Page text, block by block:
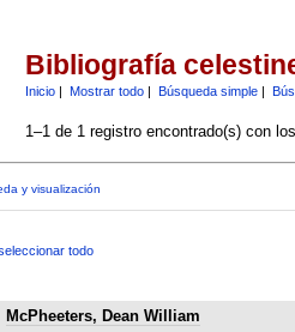
Bibliografía
Inicio| Mostrar todo| Búsqueda simple|
1–1 de 1 registro encontrado(s) con
y visualización
todo
McPheeters, Dean William